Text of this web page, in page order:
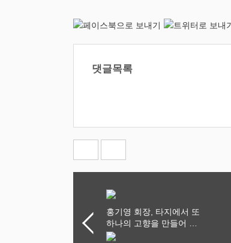
댓글목록
홍기영 회장, 타지에서 또
하나의 고향을 만들어 가
다